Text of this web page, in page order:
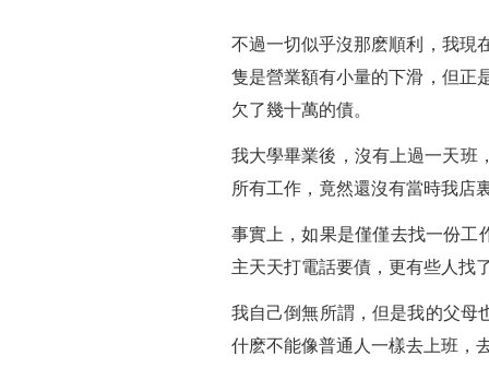
不過一切似乎沒那麽順利，我現
隻是營業額有小量的下滑，但正
欠了幾十萬的債。
我大學畢業後，沒有上過一天班
所有工作，竟然還沒有當時我店
事實上，如果是僅僅去找一份工
主天天打電話要債，更有些人找
我自己倒無所謂，但是我的父母
什麽不能像普通人一樣去上班，